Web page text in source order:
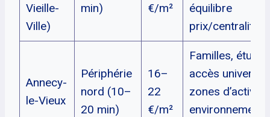
Vieille-
Ville)
min)
€/m²
équilibre
prix/centralité
Annecy-
le-Vieux
Périphérie
nord (10–
20 min)
16–
22
€/m²
Familles,
accès
zones
environnement